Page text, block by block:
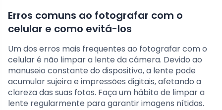
Erros comuns ao fotografar com o
celular e como evitá-los
Um dos erros mais frequentes ao fotografar com o
celular é não limpar a lente da câmera. Devido ao
manuseio constante do dispositivo, a lente pode
acumular sujeira e impressões digitais, afetando a
clareza das suas fotos. Faça um hábito de limpar a
lente regularmente para garantir imagens nítidas.